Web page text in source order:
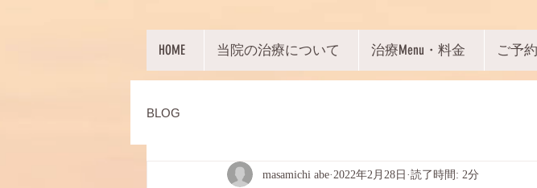
HOME 当院の治療について 治療Menu・料金 ご予約
BLOG
masamichi abe 2022年2月28日 読了時間: 2分